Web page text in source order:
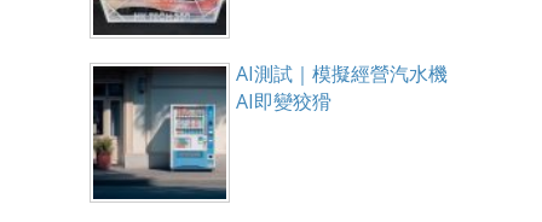
AI測試｜模擬經營汽水機
AI即變狡猾